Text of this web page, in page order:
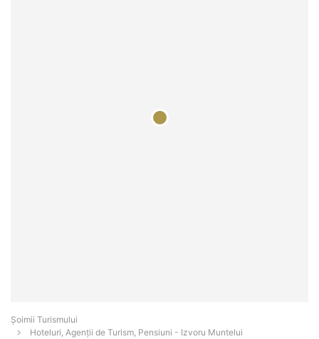
Șoimii Turismului
Hoteluri, Agenții de Turism, Pensiuni - Izvoru Muntelui